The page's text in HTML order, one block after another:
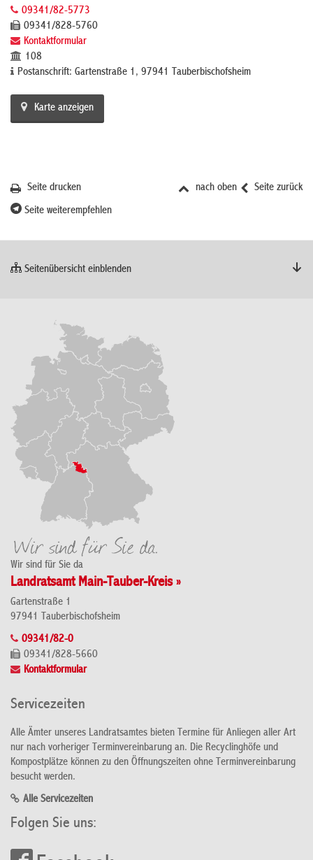
09341/82-5773
09341/828-5760
Kontaktformular
108
Postanschrift: Gartenstraße 1, 97941 Tauberbischofsheim
Karte anzeigen
Seite zurück
nach oben
Seite drucken
Seite weiterempfehlen
Seitenübersicht einblenden
Wir sind für Sie da
Landratsamt Main-Tauber-Kreis »
Gartenstraße 1
97941 Tauberbischofsheim
09341/82-0
09341/828-5660
Kontaktformular
Servicezeiten
Alle Ämter unseres Landratsamtes bieten Termine für Anliegen aller Art
nur nach vorheriger Terminvereinbarung an. Die Recyclinghöfe und
Kompostplätze können zu den Öffnungszeiten ohne Terminvereinbarung
besucht werden.
Alle Servicezeiten
Folgen Sie uns: